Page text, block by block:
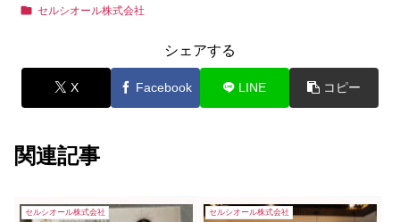
セルシオール株式会社
シェアする
X Facebook LINE コピー
関連記事
セルシオール株式会社 セルシオール株式会社